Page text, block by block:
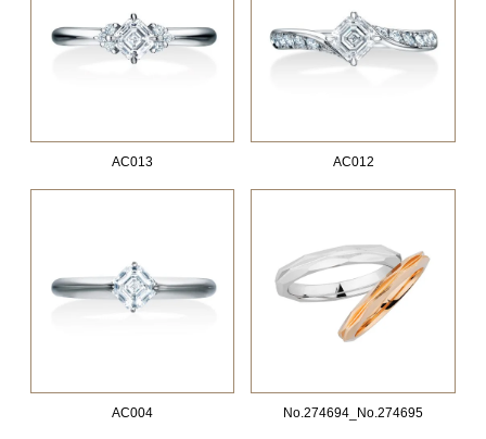
AC013 AC012
AC004 No.274694_No.274695